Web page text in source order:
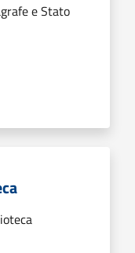
e Stato